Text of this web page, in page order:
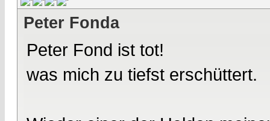
Peter Fonda
Peter Fond ist tot!
was mich zu tiefst erschüttert.